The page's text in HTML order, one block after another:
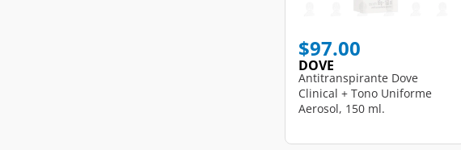
$97.00
DOVE
Antitranspirante Dove
Clinical + Tono Uniforme
Aerosol, 150 ml.